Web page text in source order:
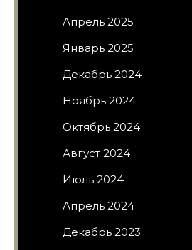
Апрель 2025
Январь 2025
Декабрь 2024
Ноябрь 2024
Октябрь 2024
Август 2024
Июль 2024
Апрель 2024
Декабрь 2023